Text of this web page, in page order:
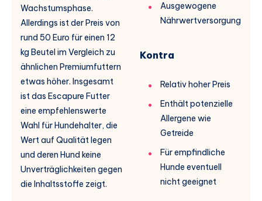
Wachstumsphase.
Allerdings ist der Preis von
rund 50 Euro für einen 12
kg Beutel im Vergleich zu
ähnlichen Premiumfuttern
etwas höher. Insgesamt
ist das Escapure Futter
eine empfehlenswerte
Wahl für Hundehalter, die
Wert auf Qualität legen
und deren Hund keine
Unverträglichkeiten gegen
die Inhaltsstoffe zeigt.
Ausgewogene
Nährwertversorgung
Kontra
Relativ hoher Preis
Enthält potenzielle
Allergene wie
Getreide
Für empfindliche
Hunde eventuell
nicht geeignet